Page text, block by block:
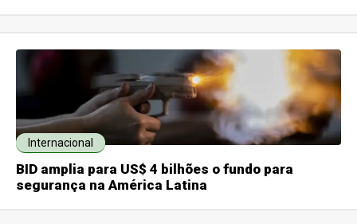
Internacional
BID amplia para US$ 4 bilhões o fundo para
segurança na América Latina